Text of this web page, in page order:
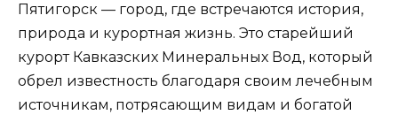
Пятигорск — город, где встречаются история,
природа и курортная жизнь. Это старейший
курорт Кавказских Минеральных Вод, который
обрел известность благодаря своим лечебным
источникам, потрясающим видам и богатой